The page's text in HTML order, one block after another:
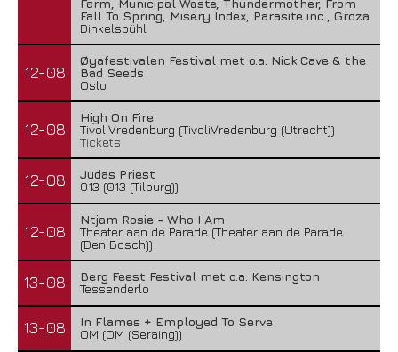
Farm, Municipal Waste, Thundermother, From
Fall To Spring, Misery Index, Parasite inc., Groza
Dinkelsbühl
12-08
Øyafestivalen Festival met o.a. Nick Cave & the
Bad Seeds
Oslo
12-08
High On Fire
TivoliVredenburg (TivoliVredenburg (Utrecht))
Tickets
12-08
Judas Priest
013 (013 (Tilburg))
12-08
Ntjam Rosie - Who I Am
Theater aan de Parade (Theater aan de Parade
(Den Bosch))
13-08
Berg Feest Festival met o.a. Kensington
Tessenderlo
13-08
In Flames + Employed To Serve
OM (OM (Seraing))